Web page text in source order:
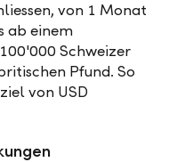
von 1 Monat
ab einem
Schweizer
Pfund. So
von USD